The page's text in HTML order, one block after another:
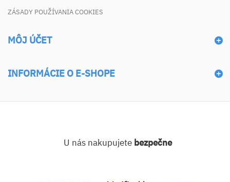
ZÁSADY POUŽÍVANIA COOKIES
MÔJ ÚČET
INFORMÁCIE O E-SHOPE
U nás nakupujete bezpečne